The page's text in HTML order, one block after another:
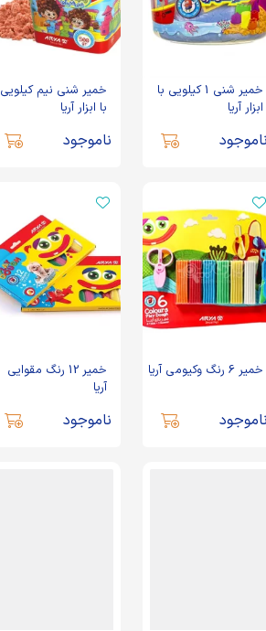
خمیر شنی 1 کیلویی با
ابزار آریا
ناموجود
خمیر شنی نیم کیلویی
با ابزار آریا
ناموجود
خمیر 6 رنگ وکیومی آریا
ناموجود
خمیر 12 رنگ مقوایی
آریا
ناموجود